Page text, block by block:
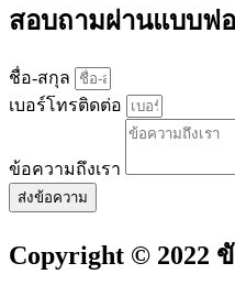
สอบถามผ่านแบบฟ
ชื่อ-สกุล
เบอร์โทรติดต่อ
ข้อความถึงเรา
ส่งข้อความ
Copyright © 2022